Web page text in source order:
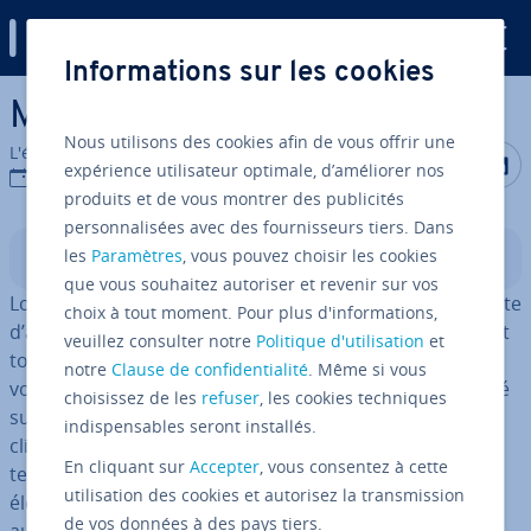
Aller au contenu principal
Maison de la qualité
L'équipe édi­to­riale IONOS
10/07/2020
Partager
Sommaire
Lors dudé­ve­lop­pe­ment de produits, il faut tenir compte
d’aspects divers et variés, savoir faire des compromis et
toujours prendre des décisions critiques. Ce faisant,
vous aurez la garantie d’offrir un produit final de qualité
su­pé­rieure. L’accent est ici mis sur la sa­tis­fac­tion des
clients, sans pour autant oublier la mise en œuvre
technique et la ren­ta­bi­lité. Ce n’est que lorsque ces
éléments co­ha­bi­tent en harmonie les uns avec les
Informations sur les cookies
Nous utilisons des cookies afin de vous offrir une
expérience utilisateur optimale, d’améliorer nos
produits et de vous montrer des publicités
personnalisées avec des fournisseurs tiers. Dans
les Paramètres, vous pouvez choisir les cookies
que vous souhaitez autoriser et revenir sur vos
choix à tout moment. Pour plus d'informations,
veuillez consulter notre Politique d'utilisation et
notreClause de confidentialité. Même si vous
choisissez de les refuser, les cookies techniques
indispensables seront installés.
En cliquant surAccepter, vous consentez à cette
utilisation des cookies et autorisez la transmission
de vos données à des pays tiers.